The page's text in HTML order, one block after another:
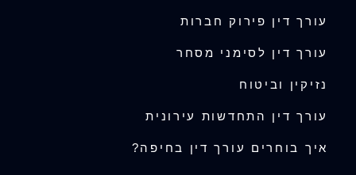
עורך דין פירוק חברות
עורך דין לסימני מסחר
נזיקין וביטוח
עורך דין התחדשות עירונית
איך בוחרים עורך דין בחיפה?